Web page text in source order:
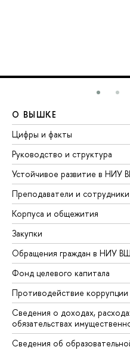
О ВЫШКЕ
Цифры и факты
Руководство и структура
Устойчивое развитие в НИУ
Преподаватели и сотрудники
Корпуса и общежития
Закупки
Обращения граждан в НИУ
Фонд целевого капитала
Противодействие коррупции
Сведения о доходах,
обязательствах
Сведения об